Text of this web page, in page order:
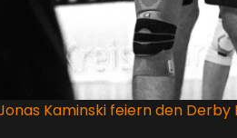
Kaminski feiern den Derby